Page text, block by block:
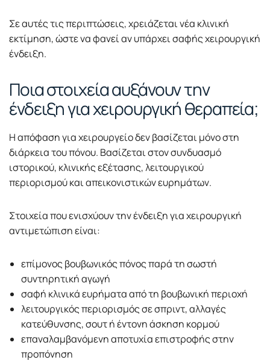
Σε αυτές τις περιπτώσεις, χρειάζεται νέα κλινική
εκτίμηση, ώστε να φανεί αν υπάρχει σαφής χειρουργική
ένδειξη.
Ποια στοιχεία αυξάνουν την
ένδειξη για χειρουργική θεραπεία;
Η απόφαση για χειρουργείο δεν βασίζεται μόνο στη
διάρκεια του πόνου. Βασίζεται στον συνδυασμό
ιστορικού, κλινικής εξέτασης, λειτουργικού
περιορισμού και απεικονιστικών ευρημάτων.
Στοιχεία που ενισχύουν την ένδειξη για χειρουργική
αντιμετώπιση είναι:
επίμονος βουβωνικός πόνος παρά τη σωστή
συντηρητική αγωγή
σαφή κλινικά ευρήματα από τη βουβωνική περιοχή
λειτουργικός περιορισμός σε σπριντ, αλλαγές
κατεύθυνσης, σουτ ή έντονη άσκηση κορμού
επαναλαμβανόμενη αποτυχία επιστροφής στην
προπόνηση